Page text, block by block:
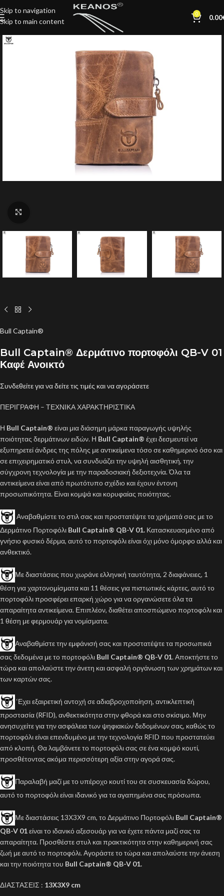
Skip to navigation
Skip to main content
0 0.00
Bull Captain®
Bull Captain® Δερμάτινο πορτοφόλι QB-V 01
Καφέ Ανοικτό
Συνδεθείτε για να δείτε τις τιμές και να αγοράσετε
ΠΕΡΙΓΡΑΦΗ – ΤΕΧΝΙΚΑ ΧΑΡΑΚΤΗΡΙΣΤΙΚΑ
Η Bull Captain® είναι μια διάσημη μάρκα παραγωγής υψηλής
ποιότητας δερμάτινων ειδών. Η Bull Captain® έχει δεσμευτεί να
εξυπηρετεί άνδρες της πόλης με αντικείμενα τόσο σε καθημερινό όσο και
σε επιχειρηματικό στυλ, να συνδυάζει την υψηλή αισθητική, την
σύγχρονη τεχνολογία με την παραδοσιακή δεξιοτεχνία. Όλα τα
αντικείμενα είναι από πρωτότυπο σχέδιο και έχουν έντονη
προσωπικότητα. Είναι κομψά και κορυφαίας ποιότητας.
Αναβαθμίστε το στιλ σας και προστατέψτε τα χρήματά σας με το
Δερμάτινο Πορτοφόλι Bull Captain® QB-V 01. Κατασκευασμένο από
γνήσιο φυσικό δέρμα, αυτό το πορτοφόλι είναι όχι μόνο όμορφο αλλά και
ανθεκτικό.
Με διαστάσεις που χωράνε ελληνική ταυτότητα, 2 διαφάνειες, 1
θέση για χαρτονομίσματα και 11 θέσεις για πιστωτικές κάρτες, αυτό το
πορτοφόλι προσφέρει επαρκή χώρο για να οργανώσετε όλα τα
απαραίτητα αντικείμενα. Επιπλέον, διαθέτει αποσπώμενο πορτοφόλι και
1 θέση με φερμουάρ για νομίσματα.
Αναβαθμίστε την εμφάνισή σας και προστατέψτε τα προσωπικά
σας δεδομένα με το πορτοφόλι Bull Captain® QB-V 01. Αποκτήστε το
τώρα και απολαύστε την άνετη και ασφαλή οργάνωση των χρημάτων και
των καρτών σας.
‘Εχει εξαιρετική αντοχή σε αδιαβροχοποίηση, αντικλεπτική
προστασία (RFID), ανθεκτικότητα στην φθορά και στο σκίσιμο. Μην
ανησυχείτε για την ασφάλεια των ψηφιακών δεδομένων σας, καθώς το
πορτοφόλι είναι επενδυμένο με την τεχνολογία RFID που προστατεύει
από κλοπή. Θα λαμβάνετε το πορτοφόλι σας σε ένα κομψό κουτί,
προσθέτοντας ακόμα περισσότερη αξία στην αγορά σας.
Παραλαβή μαζί με το υπέροχο κουτί του σε συσκευασία δώρου,
αυτό το πορτοφόλι είναι ιδανικό για τα αγαπημένα σας πρόσωπα.
Με διαστάσεις 13Χ3Χ9 cm, το Δερμάτινο Πορτοφόλι Bull Captain®
QB-V 01είναι το ιδανικό αξεσουάρ για να έχετε πάντα μαζί σας τα
απαραίτητα. Προσθέστε στυλ και πρακτικότητα στην καθημερινή σας
ζωή με αυτό το πορτοφόλι. Αγοράστε το τώρα και απολαύστε την άνεση
και την ποιότητα του Bull Captain® QB-V 01.
ΔΙΑΣΤΑΣΕΙΣ : 13Χ3Χ9 cm